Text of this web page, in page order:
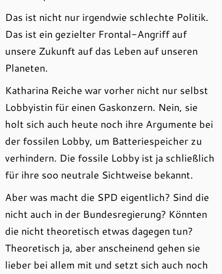
Das ist nicht nur irgendwie schlechte Politik.
Das ist ein gezielter Frontal-Angriff auf
unsere Zukunft auf das Leben auf unseren
Planeten.
Katharina Reiche war vorher nicht nur selbst
Lobbyistin für einen Gaskonzern. Nein, sie
holt sich auch heute noch ihre Argumente bei
der fossilen Lobby, um Batteriespeicher zu
verhindern. Die fossile Lobby ist ja schließlich
für ihre soo neutrale Sichtweise bekannt.
Aber was macht die SPD eigentlich? Sind die
nicht auch in der Bundesregierung? Könnten
die nicht theoretisch etwas dagegen tun?
Theoretisch ja, aber anscheinend gehen sie
lieber bei allem mit und setzt sich auch noch